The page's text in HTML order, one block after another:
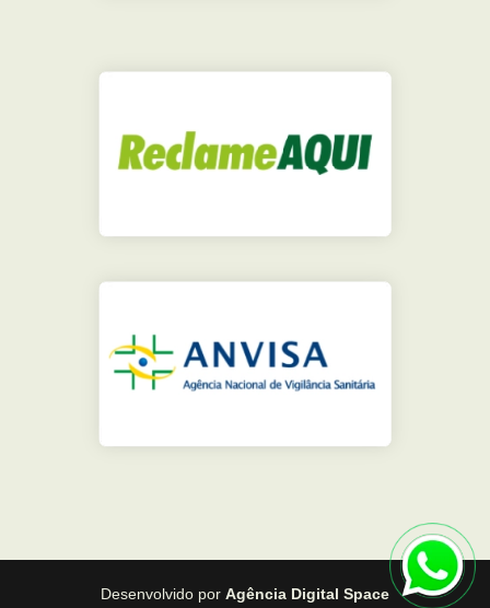
Desenvolvido por Agência Digital Space